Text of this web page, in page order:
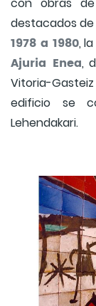
destacados de
1978 a 1980,
Ajuria Enea,
Vitoria-
edificio se
Lehendakari.